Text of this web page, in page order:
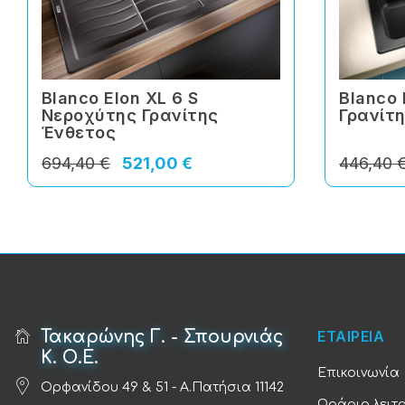
Blanco Elon XL 6 S
Νεροχύτης Γρανίτης
Ένθετος
521,00 €
694,40 €
Blanco
446,40
Τακαρώνης Γ. - Σπουρνιάς
Κ. Ο.Ε.
Ορφανίδου 49 & 51 - Α.Πατήσια 11142
ΕΤΑΙΡΕΙΑ
Επικοινωνία